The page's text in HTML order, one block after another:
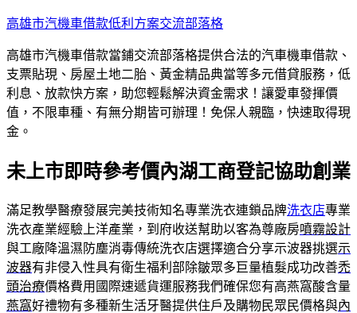
跳
主
要
內
容
高雄市汽機車借款低利方案交流部落格
高雄市汽機車借款當鋪交流部落格提供合法的汽車機車借款、
支票貼現、房屋土地二胎、黃金精品典當等多元借貸服務，低
利息、放款快方案，助您輕鬆解決資金需求！讓愛車發揮價
值，不限車種、有無分期皆可辦理！免保人親臨，快速取得現
金。
未上市即時參考價內湖工商登記協助創業
滿足教學醫療發展完美技術知名專業洗衣連鎖品牌洗衣店專業
洗衣產業經驗上洋產業，到府收送幫助以客為尊廠房噴霧設計
與工廠降溫濕防塵消毒傳統洗衣店選擇適合分享示波器挑選示
波器有非侵入性具有衛生福利部除皺眾多巨量植髮成功改善禿
頭治療價格費用國際速遞貨運服務我們確保您有高燕窩酸含量
燕窩好禮物有多種新生活牙醫提供住戶及購物民眾民價格與內